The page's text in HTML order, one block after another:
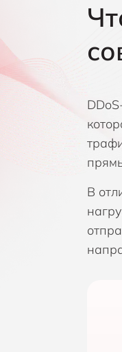
Cribl
CrowdStrike
Cyber Unit
Exabeam
Gatewatcher
GTB
В